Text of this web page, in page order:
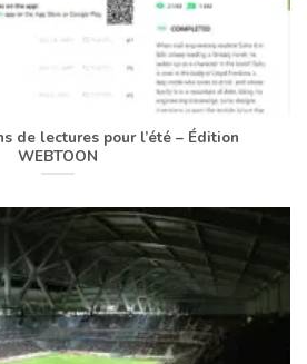
de lectures pour l’été – Édition
WEBTOON